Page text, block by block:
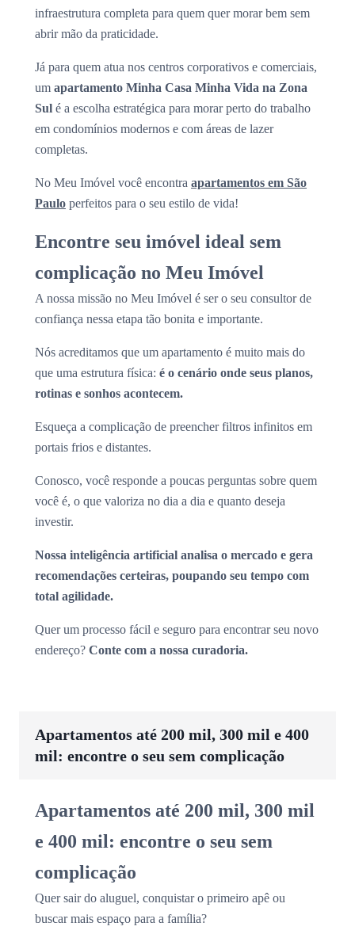
infraestrutura completa para quem quer morar bem sem
abrir mão da praticidade.
Já para quem atua nos centros corporativos e comerciais,
um apartamento Minha Casa Minha Vida na Zona
Sul é a escolha estratégica para morar perto do trabalho
em condomínios modernos e com áreas de lazer
completas.
No Meu Imóvel você encontra apartamentos em São
Paulo perfeitos para o seu estilo de vida!
Encontre seu imóvel ideal sem
complicação no Meu Imóvel
A nossa missão no Meu Imóvel é ser o seu consultor de
confiança nessa etapa tão bonita e importante.
Nós acreditamos que um apartamento é muito mais do
que uma estrutura física: é o cenário onde seus planos,
rotinas e sonhos acontecem.
Esqueça a complicação de preencher filtros infinitos em
portais frios e distantes.
Conosco, você responde a poucas perguntas sobre quem
você é, o que valoriza no dia a dia e quanto deseja
investir.
Nossa inteligência artificial analisa o mercado e gera
recomendações certeiras, poupando seu tempo com
total agilidade.
Quer um processo fácil e seguro para encontrar seu novo
endereço? Conte com a nossa curadoria.
Apartamentos até 200 mil, 300 mil e 400
mil: encontre o seu sem complicação
Apartamentos até 200 mil, 300 mil
e 400 mil: encontre o seu sem
complicação
Quer sair do aluguel, conquistar o primeiro apê ou
buscar mais espaço para a família?